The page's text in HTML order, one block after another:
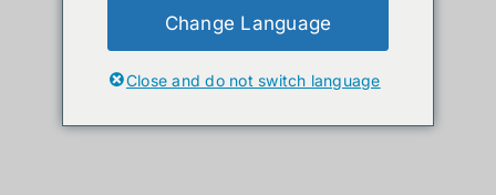
Show12 Products
Change Language
Close and do not switch language